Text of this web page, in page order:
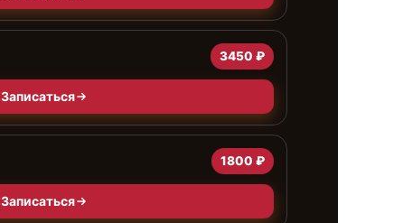
3450 ₽
Записаться
1800 ₽
Записаться